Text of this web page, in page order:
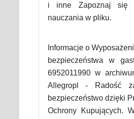
i inne Zapoznaj się
nauczania w pliku.
Informacje o
bezpieczeństwa w
6952011990 w
Allegropl - Radość
bezpieczeństwo dzięki
Ochrony Kupujących.